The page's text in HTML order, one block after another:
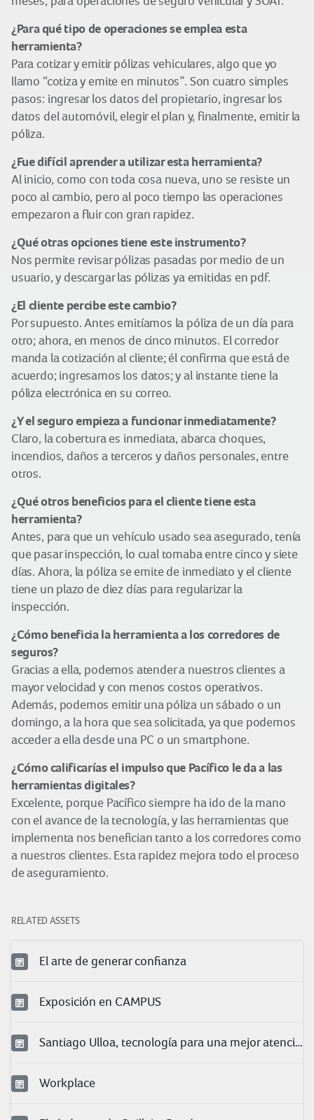
¿Para qué tipo de operaciones se emplea esta
herramienta?
Para cotizar y emitir pólizas vehiculares, algo que yo
llamo “cotiza y emite en minutos”. Son cuatro simples
pasos: ingresar los datos del propietario, ingresar los
datos del automóvil, elegir el plan y, finalmente, emitir la
póliza.
¿Fue difícil aprender a utilizar esta herramienta?
Al inicio, como con toda cosa nueva, uno se resiste un
poco al cambio, pero al poco tiempo las operaciones
empezaron a fluir con gran rapidez.
¿Qué otras opciones tiene este instrumento?
Nos permite revisar pólizas pasadas por medio de un
usuario, y descargar las pólizas ya emitidas en pdf.
¿El cliente percibe este cambio?
Por supuesto. Antes emitíamos la póliza de un día para
otro; ahora, en menos de cinco minutos. El corredor
manda la cotización al cliente; él confirma que está de
acuerdo; ingresamos los datos; y al instante tiene la
póliza electrónica en su correo.
¿Y el seguro empieza a funcionar inmediatamente?
Claro, la cobertura es inmediata, abarca choques,
incendios, daños a terceros y daños personales, entre
otros.
¿Qué otros beneficios para el cliente tiene esta
herramienta?
Antes, para que un vehículo usado sea asegurado, tenía
que pasar inspección, lo cual tomaba entre cinco y siete
días. Ahora, la póliza se emite de inmediato y el cliente
tiene un plazo de diez días para regularizar la
inspección.
¿Cómo beneficia la herramienta a los corredores de
seguros?
Gracias a ella, podemos atender a nuestros clientes a
mayor velocidad y con menos costos operativos.
Además, podemos emitir una póliza un sábado o un
domingo, a la hora que sea solicitada, ya que podemos
acceder a ella desde una PC o un smartphone.
¿Cómo calificarías el impulso que Pacífico le da a las
herramientas digitales?
Excelente, porque Pacífico siempre ha ido de la mano
con el avance de la tecnología, y las herramientas que
implementa nos benefician tanto a los corredores como
a nuestros clientes. Esta rapidez mejora todo el proceso
de aseguramiento.
RELATED ASSETS
El arte de generar confianza
Exposición en CAMPUS
Santiago Ulloa, tecnología para una mejor atención
Workplace